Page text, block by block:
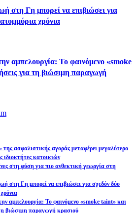
στη Γη μπορεί να επιβιώσει για
χρόνια
αμπελουργία: Το φαινόμενο «smoke
για τη βιώσιμη παραγωγή
ασφαλιστικής αγοράς μεταφέρει μεγαλύτερο
ιδιοκτήτες κατοικιών
στη φύση για πιο ανθεκτική γεωργία στη
στη Γη μπορεί να επιβιώσει για σχεδόν δύο
αμπελουργία: Το φαινόμενο «smoke taint» και
βιώσιμη παραγωγή κρασιού